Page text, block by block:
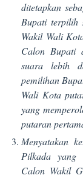
ditetapkan
Bupati terpilih
Wakil Wali
Calon Bupati
suara lebih
pemilihan
Wali Kota
yang
putaran
Menyatakan
Pilkada yang
Calon Wakil